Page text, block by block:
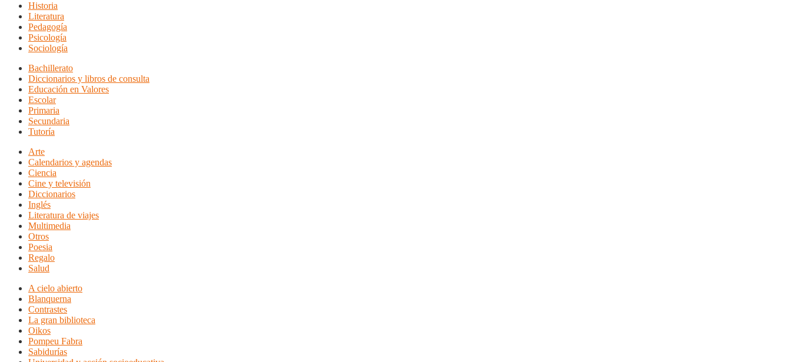
Historia
Literatura
Pedagogía
Psicología
Sociología
Bachillerato
Diccionarios y libros de consulta
Educación en Valores
Escolar
Primaria
Secundaria
Tutoría
Arte
Calendarios y agendas
Ciencia
Cine y televisión
Diccionarios
Inglés
Literatura de viajes
Multimedia
Otros
Poesia
Regalo
Salud
A cielo abierto
Blanquerna
Contrastes
La gran biblioteca
Oikos
Pompeu Fabra
Sabidurías